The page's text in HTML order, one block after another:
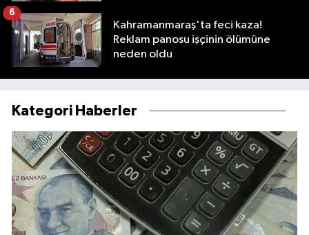
Kahramanmaraş'ta feci kaza!
Reklam panosu işçinin ölümüne
neden oldu
6
Kategori Haberler